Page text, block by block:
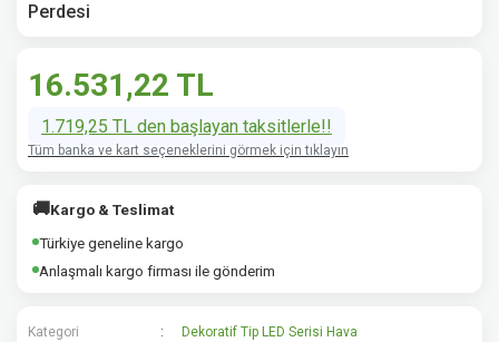
Perdesi
16.531,22 TL
1.719,25 TL den başlayan taksitlerle!!
Tüm banka ve kart seçeneklerini görmek için tıklayın
🚚Kargo & Teslimat
Türkiye geneline kargo
Anlaşmalı kargo firması ile gönderim
Kategori
Dekoratif Tip LED Serisi Hava Perdesi